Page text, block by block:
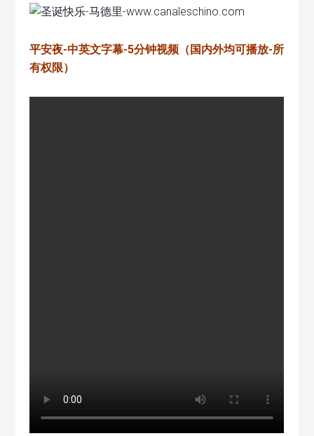
平安夜-中英文字幕-5分钟视频（国内外均可播放-所
有权限）